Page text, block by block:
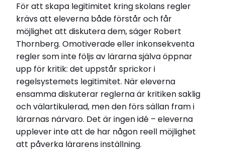
Relaterade länkar
För att skapa legitimitet kring skolans regler
krävs att eleverna både förstår och får
möjlighet att diskutera dem, säger Robert
Thornberg. Omotiverade eller inkonsekventa
regler som inte följs av lärarna själva öppnar
upp för kritik: det uppstår sprickor i
regelsystemets legitimitet. När eleverna
ensamma diskuterar reglerna är kritiken saklig
och välartikulerad, men den förs sällan fram i
lärarnas närvaro. Det är ingen idé – eleverna
upplever inte att de har någon reell möjlighet
att påverka lärarens inställning.